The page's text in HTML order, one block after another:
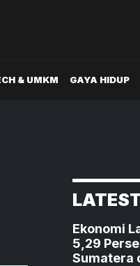
& UMKM GAYA HIDUP
Ekonomi
5,29
Sumatera